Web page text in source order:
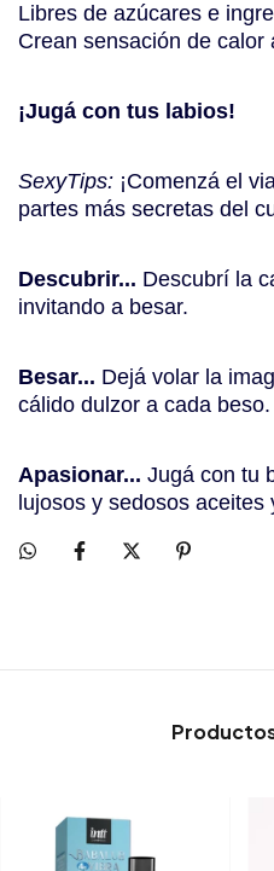
Libres de azúcares e
Crean sensación de calor
¡Jugá con tus labios!
SexyTips: ¡Comenzá el
partes más secretas del
Descubrir... Descubrí la
invitando a besar.
Besar... Dejá volar la
cálido dulzor a cada beso.
Apasionar... Jugá con tu
lujosos y sedosos